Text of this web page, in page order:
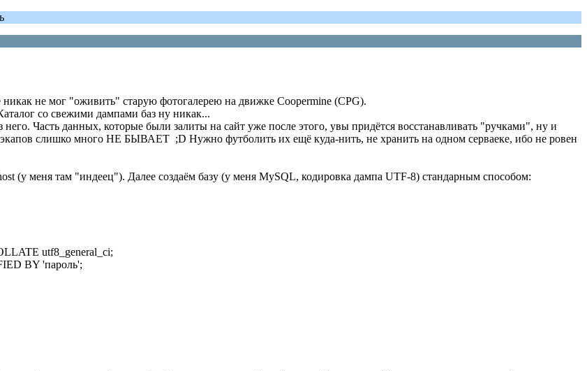
не мог "оживить" старую фотогалерею на движке Coopermine (CPG).
со свежими дампами баз ну никак...
Часть данных, которые были залиты на сайт уже после этого, увы придётся восстанавливать "ручками", ну и
слишко много НЕ БЫВАЕТ ;D Нужно футболить их ещё куда-нить, не хранить на одном серваеке, ибо не ровен
(у меня там "индеец"). Далее создаём базу (у меня MySQL, кодировка дампа UTF-8) стандарным способом:
utf8_general_ci;
BY 'пароль';